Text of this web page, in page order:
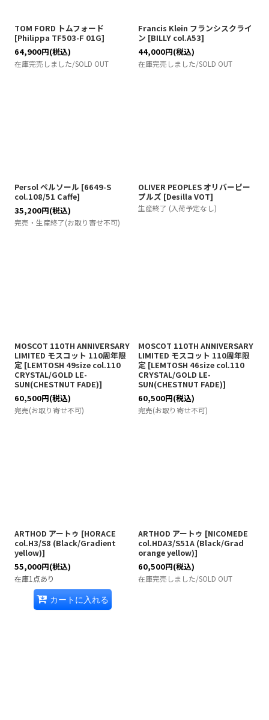
TOM FORD トムフォード
[Philippa TF503-F 01G]
64,900円(税込)
在庫完売しました/SOLD OUT
Francis Klein フランシスクライ
ン [BILLY col.A53]
44,000円(税込)
在庫完売しました/SOLD OUT
Persol ペルソール [6649-S
col.108/51 Caffe]
35,200円(税込)
完売・生産終了(お取り寄せ不可)
OLIVER PEOPLES オリバーピー
プルズ [Desilla VOT]
生産終了 (入荷予定なし)
MOSCOT 110TH ANNIVERSARY
LIMITED モスコット 110周年限
定 [LEMTOSH 49size col.110
CRYSTAL/GOLD LE-
SUN(CHESTNUT FADE)]
60,500円(税込)
完売(お取り寄せ不可)
MOSCOT 110TH ANNIVERSARY
LIMITED モスコット 110周年限
定 [LEMTOSH 46size col.110
CRYSTAL/GOLD LE-
SUN(CHESTNUT FADE)]
60,500円(税込)
完売(お取り寄せ不可)
ARTHOD アートゥ [HORACE
col.H3/S8 (Black/Gradient
yellow)]
55,000円(税込)
在庫1点あり
カートに入れる
ARTHOD アートゥ [NICOMEDE
col.HDA3/S51A (Black/Grad
orange yellow)]
60,500円(税込)
在庫完売しました/SOLD OUT